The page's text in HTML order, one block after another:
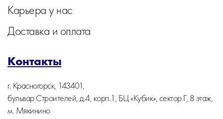
Карьера у нас
Доставка и оплата
Контакты
г. Красногорск, 143401,
бульвар Строителей, д.4, корп.1, БЦ «Кубик», сектор Г, 8 этаж,
м. Мякинино